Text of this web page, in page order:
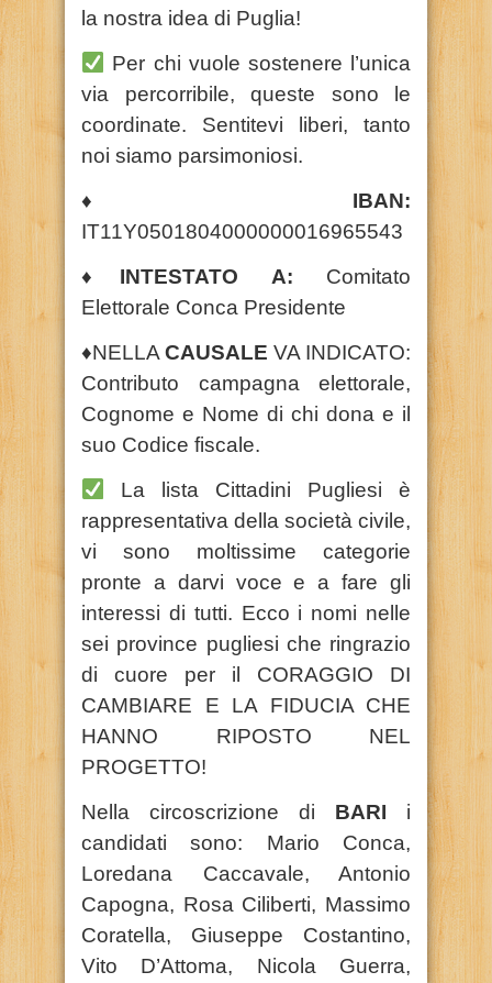
la nostra idea di Puglia!
Per chi vuole sostenere l’unica
via percorribile, queste sono le
coordinate. Sentitevi liberi, tanto
noi siamo parsimoniosi.
♦️ IBAN:
IT11Y0501804000000016965543
♦️ INTESTATO A: Comitato
Elettorale Conca Presidente
♦️NELLA CAUSALE VA INDICATO:
Contributo campagna elettorale,
Cognome e Nome di chi dona e il
suo Codice fiscale.
La lista Cittadini Pugliesi è
rappresentativa della società civile,
vi sono moltissime categorie
pronte a darvi voce e a fare gli
interessi di tutti. Ecco i nomi nelle
sei province pugliesi che ringrazio
di cuore per il CORAGGIO DI
CAMBIARE E LA FIDUCIA CHE
HANNO RIPOSTO NEL
PROGETTO!
Nella circoscrizione di BARI i
candidati sono: Mario Conca,
Loredana Caccavale, Antonio
Capogna, Rosa Ciliberti, Massimo
Coratella, Giuseppe Costantino,
Vito D’Attoma, Nicola Guerra,